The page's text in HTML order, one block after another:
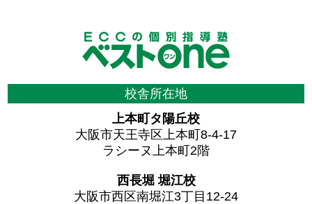
校舎所在地
上本町タ陽丘校
大阪市天王寺区上本町8-4-17
ラシーヌ上本町2階
西長堀 堀江校
大阪市西区南堀江3丁目12-24